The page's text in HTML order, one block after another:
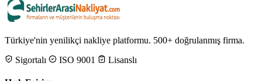
Türkiye'nin yenilikçi nakliye platformu. 500+ doğrulanmış firma.
Sigortalı
ISO 9001 Lisanslı